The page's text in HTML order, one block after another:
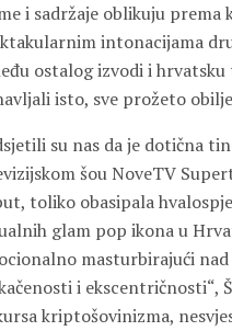
i sadržaje oblikuju prema
intonacijama
ostalog izvodi i
isto, sve prožeto
su nas da je dotična
šou NoveTV
toliko obasipala
glam pop ikona u
masturbirajući
i ekscentričnosti“,
kriptošovinizma,